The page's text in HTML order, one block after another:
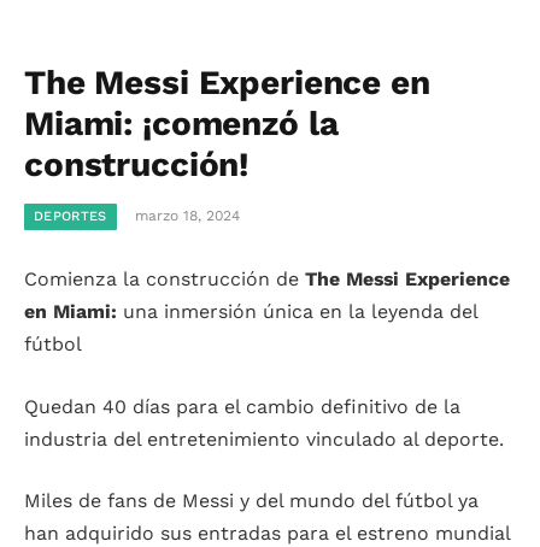
The Messi Experience en
Miami: ¡comenzó la
construcción!
DEPORTES marzo 18, 2024
Comienza la construcción de The Messi Experience
en Miami: una inmersión única en la leyenda del
fútbol
Quedan 40 días para el cambio definitivo de la
industria del entretenimiento vinculado al deporte.
Miles de fans de Messi y del mundo del fútbol ya
han adquirido sus entradas para el estreno mundial